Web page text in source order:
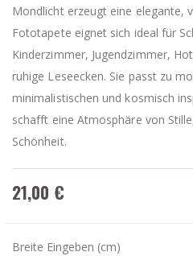
Mondlicht erzeugt eine elegante,
Fototapete eignet sich ideal für
Kinderzimmer, Jugendzimmer,
ruhige Leseecken. Sie passt zu
minimalistischen und kosmisch
schafft eine Atmosphäre von
Schönheit.
21,00 €
Breite Eingeben (cm)